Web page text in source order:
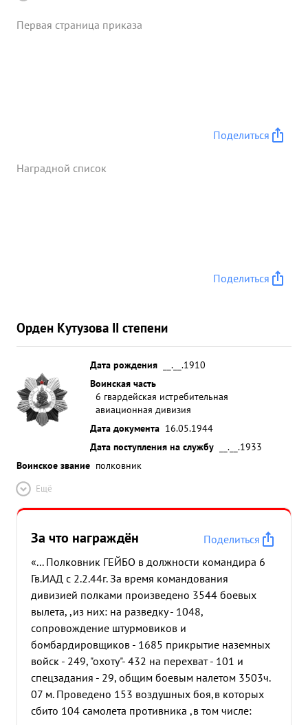
Первая страница приказа
Поделиться
Наградной список
Поделиться
Орден Кутузова II степени
Дата рождения
__.__.1910
Воинская часть
6 гвардейская истребительная
авиационная дивизия
Дата документа 16.05.1944
Дата поступления на службу
__.__.1933
Воинское звание полковник
Ещё
За что награждён
Поделиться
«... Полковник ГЕЙБО в должности командира 6
Гв.ИАД с 2.2.44г. За время командования
дивизией полками произведено 3544 боевых
вылета, ,из них: на разведку - 1048,
сопровождение штурмовиков и
бомбардировщиков - 1685 прикрытие наземных
войск - 249, "охоту"- 432 на перехват - 101 и
спецзадания - 29, общим боевым налетом 3503ч.
07 м. Проведено 153 воздушных боя,в которых
сбито 104 самолета противника ,в том числе: